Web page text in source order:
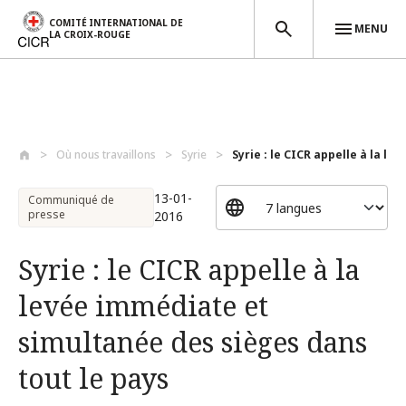
COMITÉ INTERNATIONAL DE
LA CROIX-ROUGE
MENU
Où nous travaillons Syrie Syrie : le CICR appelle à la
Communiqué de
presse
13-01-
2016
Syrie : le CICR appelle à la
levée immédiate et
simultanée des sièges dans
tout le pays